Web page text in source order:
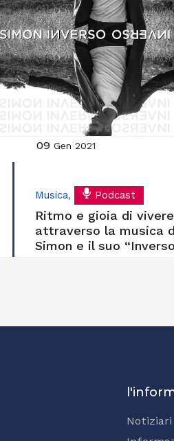
09 Gen 2021
Musica, Podcast
Ritmo e gioia di vivere
attraverso la musica
Simon e il suo
Notiziari